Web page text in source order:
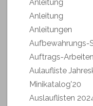
Anleitung
Anleitung
Anleitungen
Aufbewahrungs-
Auftrags-Arbeiten
Aulaufliste
Minikatalog'20
Auslauflisten